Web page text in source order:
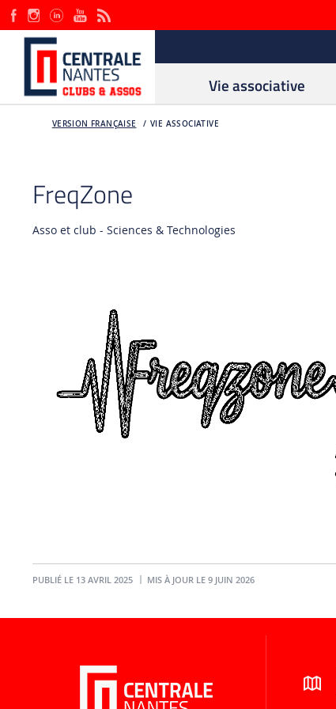
Vie associative
VERSION FRANÇAISE VIE ASSOCIATIVE
FreqZone
Asso et club - Sciences & Technologies
PUBLIÉ LE 13 AVRIL 2025 MIS À JOUR LE 9 JUIN 2026